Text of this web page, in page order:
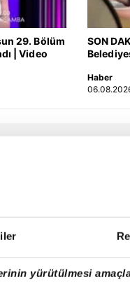
yürütülmesi
29. Bölüm
| Video
SON
attım
Haber